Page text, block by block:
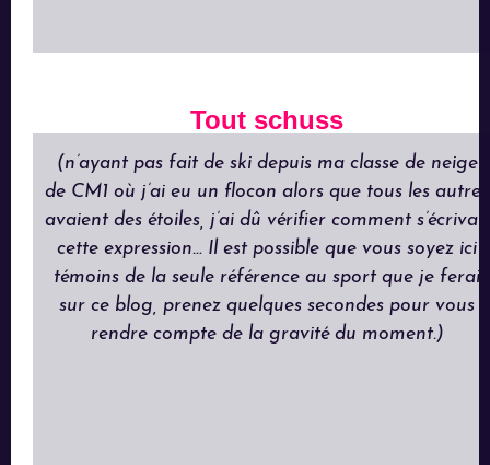
Tout schuss
(n’ayant pas fait de ski depuis ma classe de neige
de CM1 où j’ai eu un flocon alors que tous les autres
avaient des étoiles, j’ai dû vérifier comment s’écrivait
cette expression… Il est possible que vous soyez ici
témoins de la seule référence au sport que je ferai
sur ce blog, prenez quelques secondes pour vous
rendre compte de la gravité du moment.)